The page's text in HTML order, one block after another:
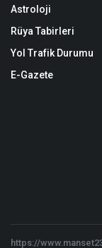
Astroloji
Rüya Tabirleri
Yol Trafik Durumu
E-Gazete
https://